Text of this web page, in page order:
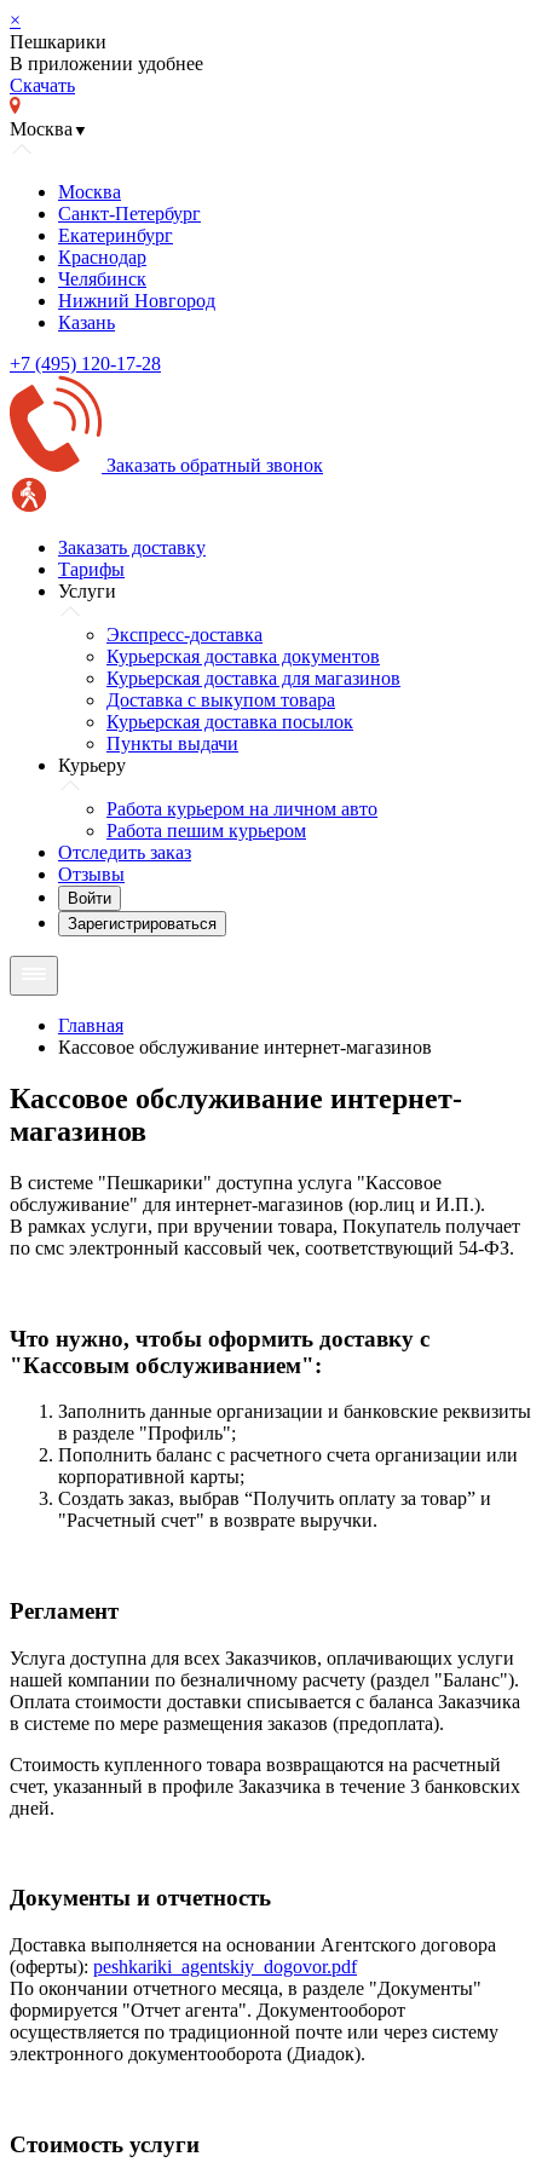
×
Пешкарики
В приложении удобнее
Скачать
Москва ▼
Москва
Санкт-Петербург
Екатеринбург
Краснодар
Челябинск
Нижний Новгород
Казань
+7 (495) 120-17-28
Заказать обратный звонок
Заказать доставку
Тарифы
Услуги
Экспресс-доставка
Курьерская доставка документов
Курьерская доставка для магазинов
Доставка с выкупом товара
Курьерская доставка посылок
Пункты выдачи
Курьеру
Работа курьером на личном авто
Работа пешим курьером
Отследить заказ
Отзывы
Войти
Зарегистрироваться
Главная
Кассовое обслуживание интернет-магазинов
Кассовое обслуживание интернет-
магазинов
В системе "Пешкарики" доступна услуга "Кассовое
обслуживание" для интернет-магазинов (юр.лиц и И.П.).
В рамках услуги, при вручении товара, Покупатель получает
по смс электронный кассовый чек, соответствующий 54-ФЗ.
Что нужно, чтобы оформить доставку с
"Кассовым обслуживанием":
Заполнить данные организации и банковские реквизиты
в разделе "Профиль";
Пополнить баланс с расчетного счета организации или
корпоративной карты;
Создать заказ, выбрав “Получить оплату за товар” и
"Расчетный счет" в возврате выручки.
Регламент
Услуга доступна для всех Заказчиков, оплачивающих услуги
нашей компании по безналичному расчету (раздел "Баланс").
Оплата стоимости доставки списывается с баланса Заказчика
в системе по мере размещения заказов (предоплата).
Стоимость купленного товара возвращаются на расчетный
счет, указанный в профиле Заказчика в течение 3 банковских
дней.
Документы и отчетность
Доставка выполняется на основании Агентского договора
(оферты): peshkariki_agentskiy_dogovor.pdf
По окончании отчетного месяца, в разделе "Документы"
формируется "Отчет агента". Документооборот
осуществляется по традиционной почте или через систему
электронного документооборота (Диадок).
Стоимость услуги